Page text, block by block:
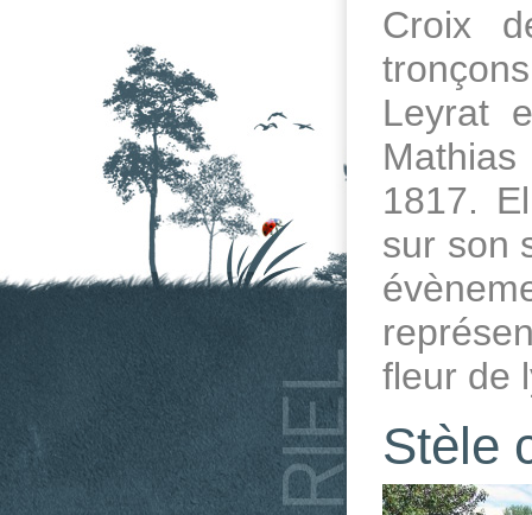
Croix
Leyrat
1817.
sur son
fleur de
Stèle